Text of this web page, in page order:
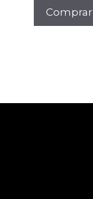
Comprar